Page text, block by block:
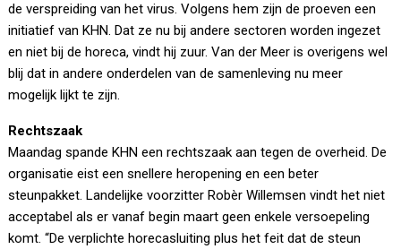
de verspreiding van het virus. Volgens hem zijn de proeven een
initiatief van KHN. Dat ze nu bij andere sectoren worden ingezet
en niet bij de horeca, vindt hij zuur. Van der Meer is overigens wel
blij dat in andere onderdelen van de samenleving nu meer
mogelijk lijkt te zijn.
Rechtszaak
Maandag spande KHN een rechtszaak aan tegen de overheid. De
organisatie eist een snellere heropening en een beter
steunpakket. Landelijke voorzitter Robèr Willemsen vindt het niet
acceptabel als er vanaf begin maart geen enkele versoepeling
komt. “De verplichte horecasluiting plus het feit dat de steun